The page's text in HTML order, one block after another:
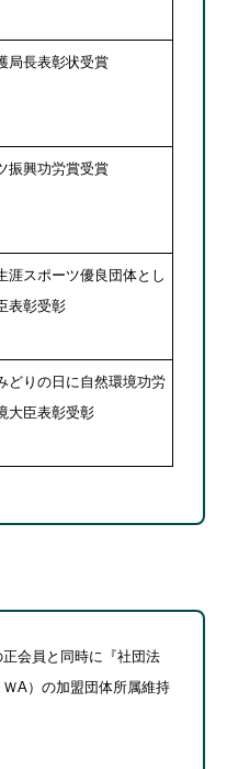
局長表彰状受賞
振興功労賞受賞
涯スポーツ優良団体とし
表彰受彰
どりの日に自然環境功労
大臣表彰受彰
会員と同時に『社団法
A）の加盟団体所属維持